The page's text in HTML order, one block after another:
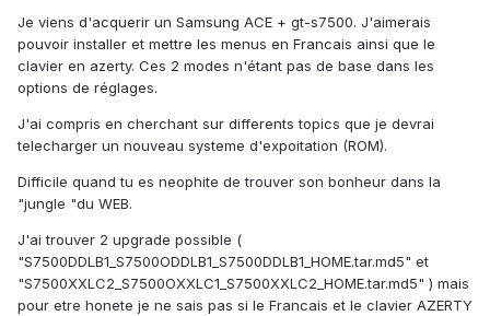
Je viens d'acquerir un Samsung ACE + gt-s7500. J'aimerais
pouvoir installer et mettre les menus en Francais ainsi que le
clavier en azerty. Ces 2 modes n'étant pas de base dans les
options de réglages.
J'ai compris en cherchant sur differents topics que je devrai
telecharger un nouveau systeme d'expoitation (ROM).
Difficile quand tu es neophite de trouver son bonheur dans la
"jungle "du WEB.
J'ai trouver 2 upgrade possible (
"S7500DDLB1_S7500ODDLB1_S7500DDLB1_HOME.tar.md5" et
"S7500XXLC2_S7500OXXLC1_S7500XXLC2_HOME.tar.md5" ) mais
pour etre honete je ne sais pas si le Francais et le clavier AZERTY